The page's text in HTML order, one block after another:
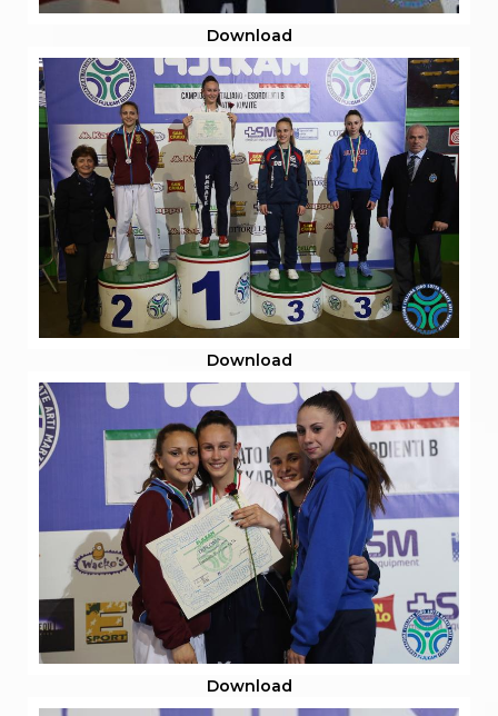
Download
Download
Download